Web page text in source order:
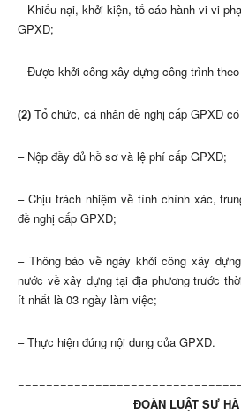
– Khiếu nại, khởi kiện, tố cáo hành vi vi
GPXD;
– Được khởi công xây dựng công trình
(2) Tổ chức, cá nhân đề nghị cấp GPXD
– Nộp đầy đủ hồ sơ và lệ phí cấp GPXD;
– Chịu trách nhiệm về tính chính xác,
đề nghị cấp GPXD;
– Thông báo về ngày khởi công xây
nước về xây dựng tại địa phương trước
ít nhất là 03 ngày làm việc;
– Thực hiện đúng nội dung của GPXD.
ĐOÀN LUẬT SƯ